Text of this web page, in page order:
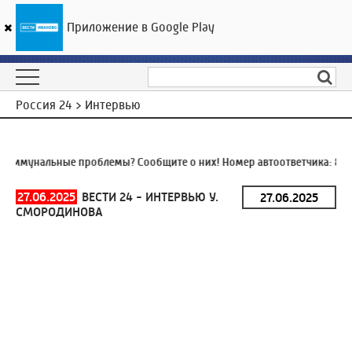
ГТРК «Ивтелерадио»
Россия 24 > Интервью
проблемы? Сообщите о них! Номер автоответчика:8
27.06.2025 ВЕСТИ 24 - ИНТЕРВЬЮ У.
СМОРОДИНОВА
Приложение в Google Play